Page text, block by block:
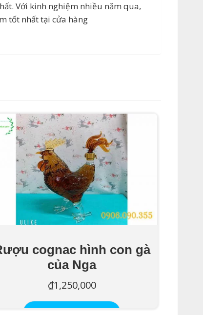
Với kinh nghiệm nhiều năm qua,
tốt nhất tại cửa hàng
cognac hình con gà
của Nga
₫1,250,000